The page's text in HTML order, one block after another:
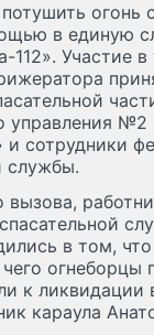
огонь
в единую
112». Участие
управления
сотрудники
службы.
в том,
к ликвидации
караула